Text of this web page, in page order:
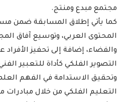
مجتمع مبدع ومنتج.
كما يأتي إطلاق المسابقة ضمن
المحتوى العربي، وتوسيع آفاق
والفضاء، إضافة إلى تحفيز
التصوير الفلكي كأداة للتعبير
وتحقيق الاستدامة في الفهم
التعليم الفلكي من خلال مبادرات